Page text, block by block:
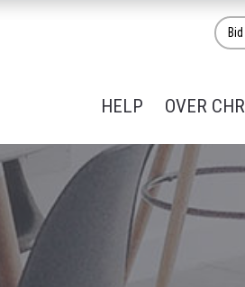
HELP OVER